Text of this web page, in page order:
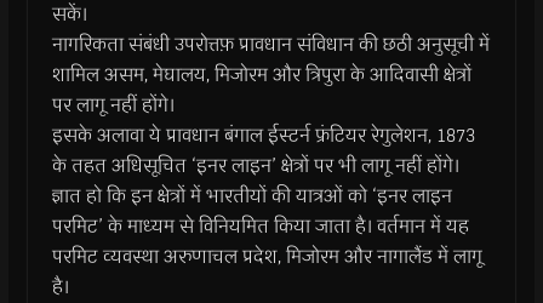
सकें।
नागरिकता संबंधी उपरोत्तफ़ प्रावधान संविधान की छठी अनुसूची में
शामिल असम, मेघालय, मिजोरम और त्रिपुरा के आदिवासी क्षेत्रों
पर लागू नहीं होंगे।
इसके अलावा ये प्रावधान बंगाल ईस्टर्न फ्रंटियर रेगुलेशन, 1873
के तहत अधिसूचित ‘इनर लाइन’ क्षेत्रों पर भी लागू नहीं होंगे।
ज्ञात हो कि इन क्षेत्रों में भारतीयों की यात्रओं को ‘इनर लाइन
परमिट’ के माध्यम से विनियमित किया जाता है। वर्तमान में यह
परमिट व्यवस्था अरुणाचल प्रदेश, मिजोरम और नागालैंड में लागू
है।